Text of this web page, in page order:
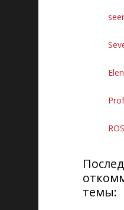
темы: